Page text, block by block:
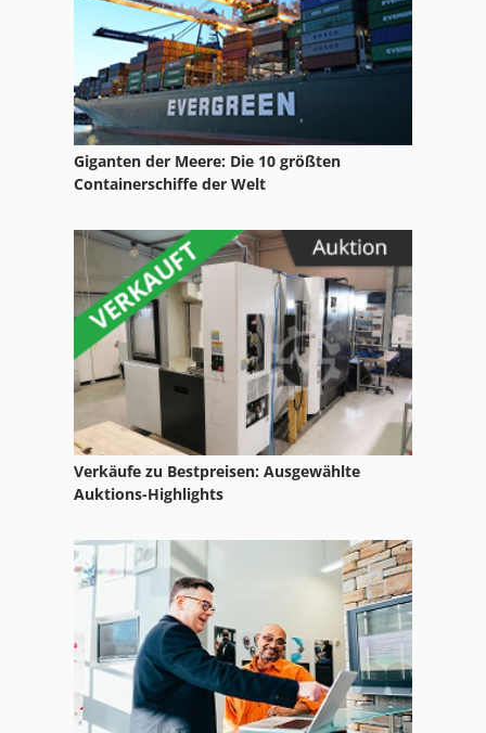
Format
Ga 11 Ff
Holz Umschlagbagger
Hydraulik Erdbohrer
International 2674
Kgs 1670
Mb Bäürle
Meh 5 2 1 8 B
Mvh 5 1 4 B
Nc Fräsmaschine
Nc Teilapparat
Reinluftentstauber Und Brikettierpresse
Giganten der Meere: Die 10 größten
Containerschiffe der Welt
Verkäufe zu Bestpreisen: Ausgewählte
Auktions-Highlights